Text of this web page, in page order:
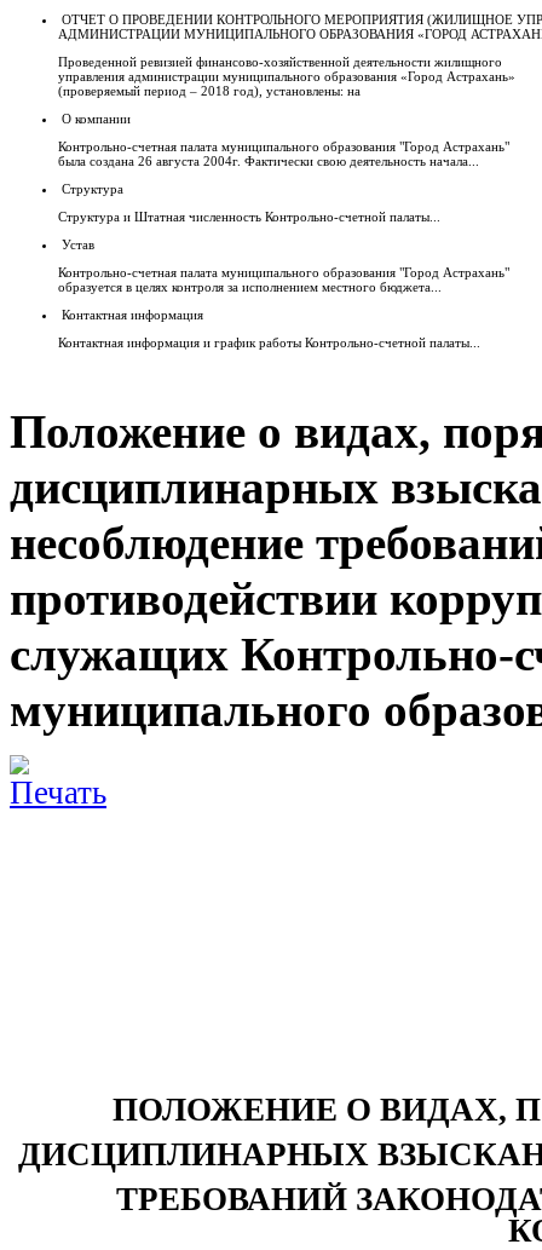
ОТЧЕТ О ПРОВЕДЕНИИ КОНТРОЛЬНОГО МЕРОПРИЯТИЯ (ЖИЛИЩНОЕ
АДМИНИСТРАЦИИ МУНИЦИПАЛЬНОГО ОБРАЗОВАНИЯ «ГОРОД
Проведенной ревизией финансово-хозяйственной деятельности жилищного
управления администрации муниципального образования «Город Астрахань»
(проверяемый период – 2018 год), установлены: на
О компании
Контрольно-счетная палата муниципального образования "Город Астрахань"
была создана 26 августа 2004г. Фактически свою деятельность начала...
Структура
Структура и Штатная численность Контрольно-счетной палаты...
Устав
Контрольно-счетная палата муниципального образования "Город Астрахань"
образуется в целях контроля за исполнением местного бюджета...
Контактная информация
Контактная информация и график работы Контрольно-счетной палаты...
Положение о видах,
дисциплинарных
несоблюдение
противодействии
служащих Контрольно-
муниципального
ПОЛОЖЕНИЕ О ВИДАХ,
ДИСЦИПЛИНАРНЫХ
ТРЕБОВАНИЙ